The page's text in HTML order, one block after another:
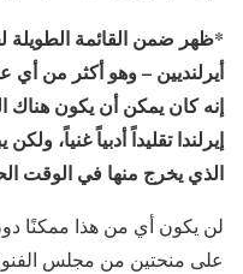
*ظهر ضمن القائمة الطويلة
أيرلنديين – وهو أكثر من
إنه كان يمكن أن يكون هناك
إيرلندا تقليداً أدبياً غنياً،
الذي يخرج منها في الوقت
لن يكون أي من هذا ممكنًا
على منحتين من مجلس